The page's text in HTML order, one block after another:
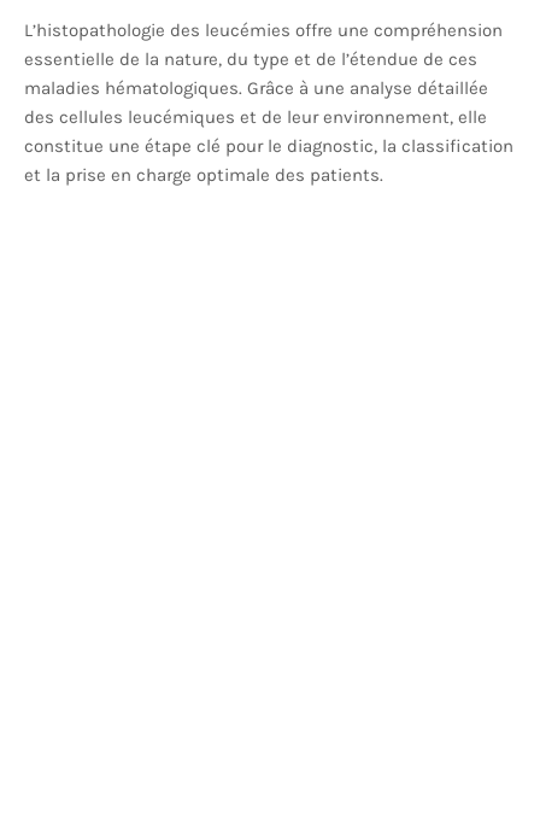
L’histopathologie des leucémies offre une compréhension
essentielle de la nature, du type et de l’étendue de ces
maladies hématologiques. Grâce à une analyse détaillée
des cellules leucémiques et de leur environnement, elle
constitue une étape clé pour le diagnostic, la classification
et la prise en charge optimale des patients.